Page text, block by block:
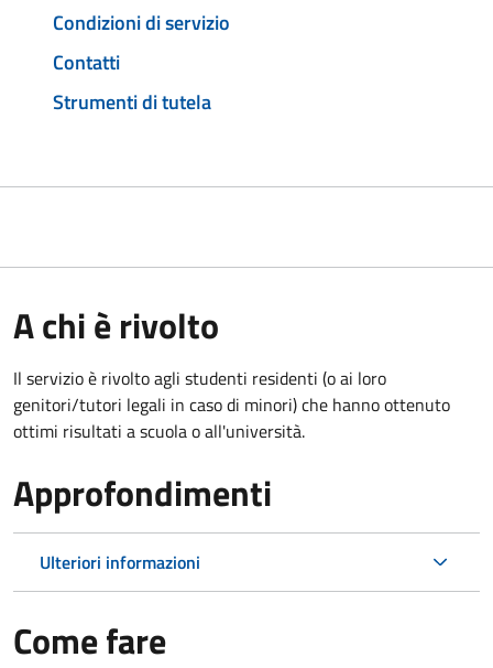
Condizioni di servizio
Contatti
Strumenti di tutela
A chi è rivolto
Il servizio è rivolto agli studenti residenti (o ai loro
genitori/tutori legali in caso di minori) che hanno ottenuto
ottimi risultati a scuola o all'università.
Approfondimenti
Ulteriori informazioni
Come fare